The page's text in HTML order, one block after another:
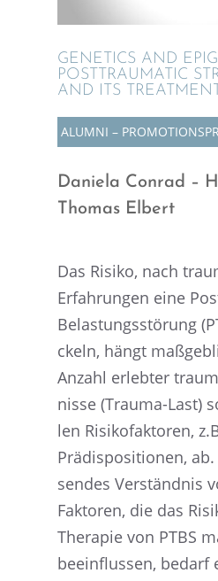
GENETICS AND
POSTTRAU­MA­TIC
AND ITS TREATMENT
ALUMNI –
Daniela Conrad –
Thomas Elbert
Das Risiko, nach
Erfah­run­gen eine
Belas­tungs­stö­rung
ckeln, hängt
Anzahl erleb­ter
nisse (Trauma-Last)
len Risiko­fak­to­ren,
Prädis­po­si­tio­nen,
sen­des Verständ­nis
Fakto­ren, die das
Thera­pie von PTBS
beein­flus­sen, bedarf